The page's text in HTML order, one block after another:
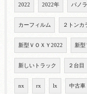
2022 2022年 パノ
カーフィルム ２トンカ
新型ＶＯＸＹ2022 新型
新しいトラック ２台目
nx rx lx 中古車